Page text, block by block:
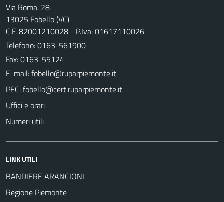
Via Roma, 28
13025 Fobello (VC)
C.F. 82001210028 - P.Iva: 01617110026
Telefono:0163-561900
Fax: 0163-55124
E-mail:
PEC:
Uffici e orari
Numeri utili
LINK UTILI
BANDIERE ARANCIONI
Regione Piemonte